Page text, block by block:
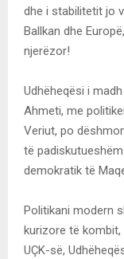
dhe i stabilitetit jo
Ballkan dhe
njerëzor!
Udhëheqësi i
Ahmeti, me
Veriut, po
të
demokratik të
Politikani modern
kurizore të
UÇK-së,